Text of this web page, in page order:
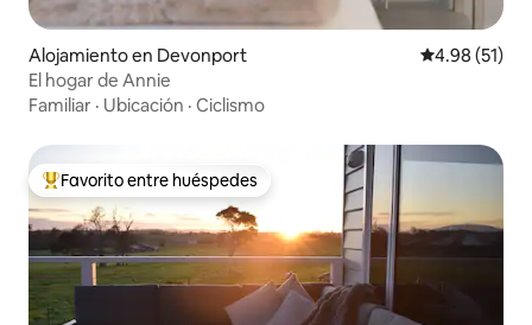
Alojamiento en Devonport Calificación
4.98 (51)
El hogar de Annie
Familiar · Ubicación · Ciclismo
Favorito entre huéspedes preferido
Favorito entre huéspedes